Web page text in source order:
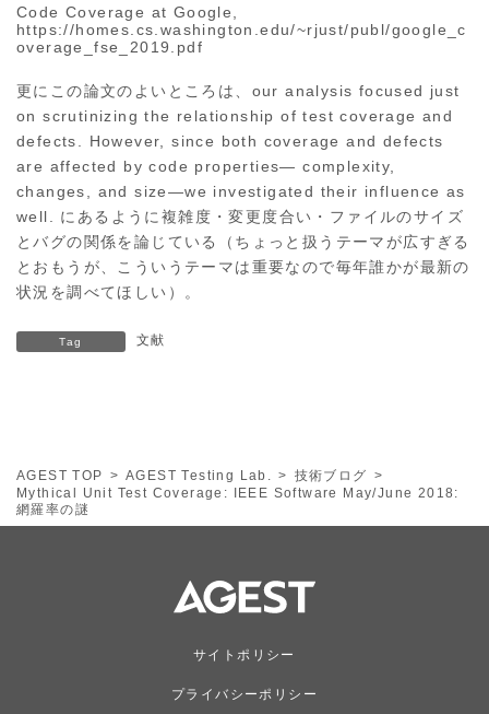
Code Coverage at Google,
https://homes.cs.washington.edu/~rjust/publ/google_c
overage_fse_2019.pdf
更にこの論文のよいところは、our analysis focused just
on scrutinizing the relationship of test coverage and
defects. However, since both coverage and defects
are affected by code properties— complexity,
changes, and size—we investigated their influence as
well. にあるように複雑度・変更度合い・ファイルのサイズ
とバグの関係を論じている（ちょっと扱うテーマが広すぎる
とおもうが、こういうテーマは重要なので毎年誰かが最新の
状況を調べてほしい）。
Tag 文献
AGEST TOP AGEST Testing Lab.
技術ブログ
Mythical Unit Test Coverage: IEEE Software May/June 2018:
網羅率の謎
サイトポリシー
プライバシーポリシー